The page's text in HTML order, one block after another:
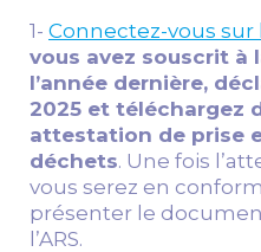
1- Connectez-vous sur
vous avez souscrit à
l’année dernière,
2025 et téléchargez
attestation de prise
déchets. Une fois
vous serez en
présenter le
l’ARS.